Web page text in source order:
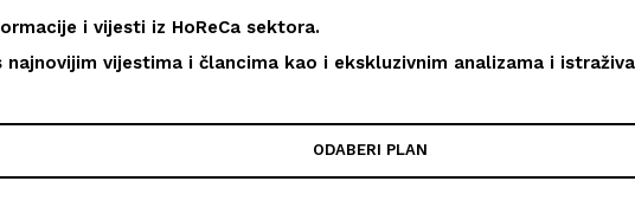
i vijesti iz HoReCa sektora.
vijestima i člancima kao i ekskluzivnim analizama i
ODABERI PLAN